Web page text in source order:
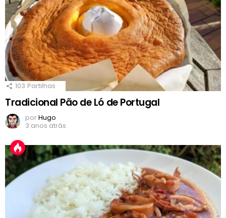
103 Partilhas
Tradicional Pão de Ló de Portugal
porHugo
3 anos atrás